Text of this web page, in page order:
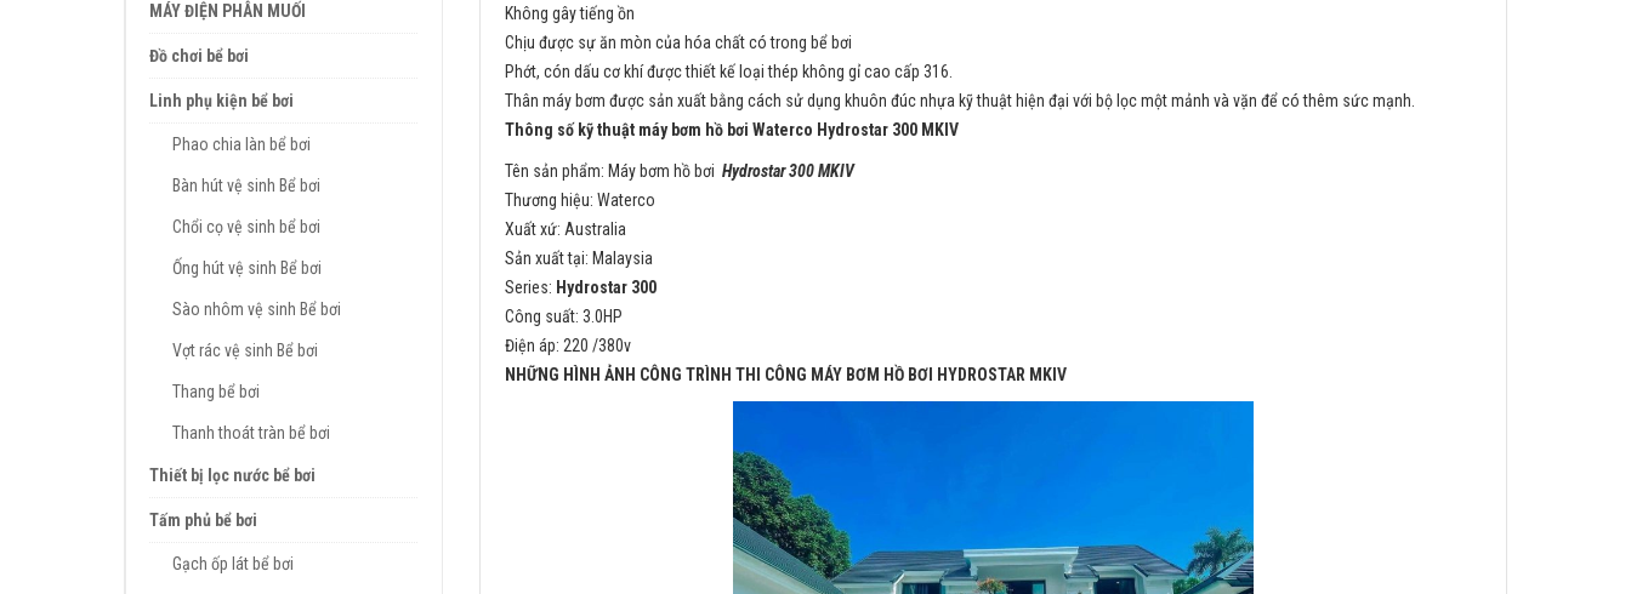
Không gây tiếng ồn
Chịu được sự ăn mòn của hóa chất có trong bể bơi
Phớt, cón dấu cơ khí được thiết kế loại thép không gỉ cao cấp 316.
Thân máy bơm được sản xuất bằng cách sử dụng khuôn đúc nhựa kỹ thuật hiện đại với bộ lọc một mảnh và vặn để có thêm sức mạnh.
Thông số kỹ thuật máy bơm hồ bơi Waterco Hydrostar 300 MKIV
Tên sản phẩm: Máy bơm hồ bơi Hydrostar 300 MKIV
Thương hiệu: Waterco
Xuất xứ: Australia
Sản xuất tại: Malaysia
Series: Hydrostar 300
Công suất: 3.0HP
Điện áp: 220 /380v
NHỮNG HÌNH ẢNH CÔNG TRÌNH THI CÔNG MÁY BƠM HỒ BƠI HYDROSTAR MKIV
MÁY ĐIỆN PHÂN MUỐI
Đồ chơi bể bơi
Linh phụ kiện bể bơi
Phao chia làn bể bơi
Bàn hút vệ sinh Bể bơi
Chổi cọ vệ sinh bể bơi
Ống hút vệ sinh Bể bơi
Sào nhôm vệ sinh Bể bơi
Vợt rác vệ sinh Bể bơi
Thang bể bơi
Thanh thoát tràn bể bơi
Thiết bị lọc nước bể bơi
Tấm phủ bể bơi
Gạch ốp lát bể bơi